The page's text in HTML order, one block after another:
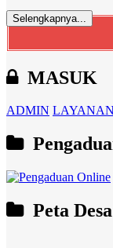
Selengkapnya...
MASUK
ADMIN
Peta Desa